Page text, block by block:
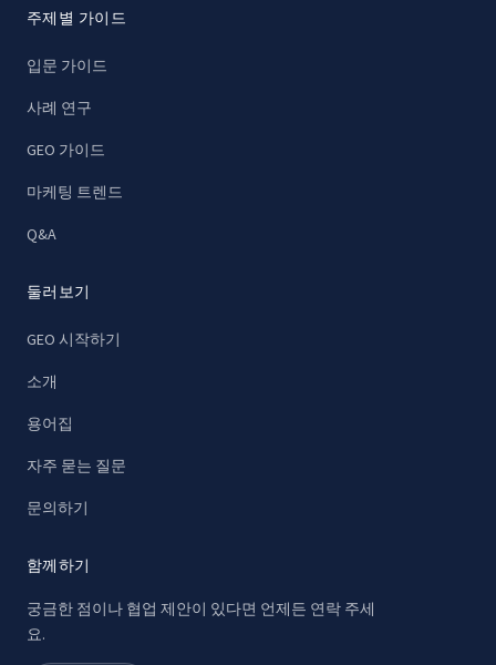
주제별 가이드
입문 가이드
사례 연구
GEO 가이드
마케팅 트렌드
Q&A
둘러보기
GEO 시작하기
소개
용어집
자주 묻는 질문
문의하기
함께하기
궁금한 점이나 협업 제안이 있다면 언제든 연락 주세
요.